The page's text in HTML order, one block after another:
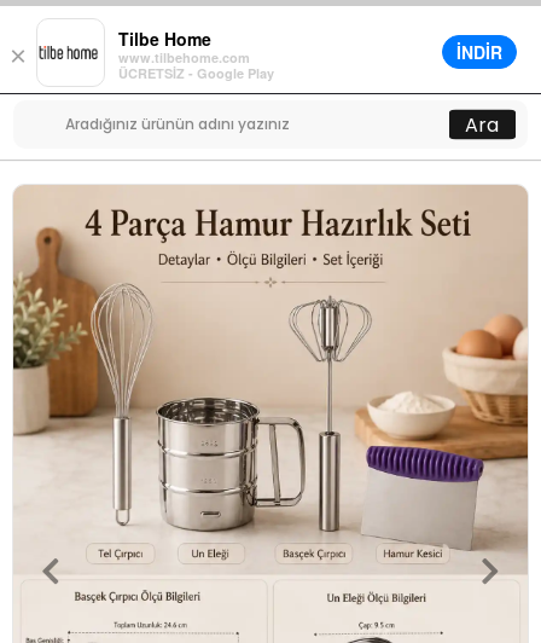
×
Tilbe Home
www.tilbehome.com
ÜCRETSİZ - Google Play
İNDİR
Menü
0
Ara